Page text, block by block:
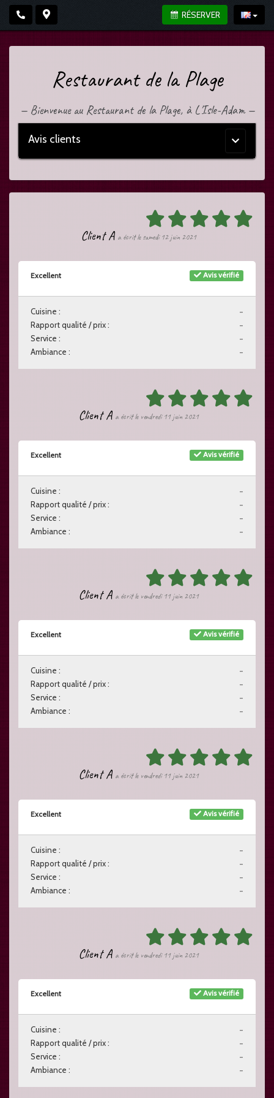
RÉSERVER
Restaurant de la Plage
—Bienvenue au Restaurant de la Plage, à L'Isle-Adam —
Menu
principal
Avis clients
Client A a écrit le samedi 12 juin 2021
Avis vérifié
Excellent
-
Cuisine :
-
Rapport qualité / prix :
-
Service :
-
Ambiance :
Client A a écrit le vendredi 11 juin 2021
Avis vérifié
Excellent
-
Cuisine :
-
Rapport qualité / prix :
-
Service :
-
Ambiance :
Client A a écrit le vendredi 11 juin 2021
Avis vérifié
Excellent
-
Cuisine :
-
Rapport qualité / prix :
-
Service :
-
Ambiance :
Client A a écrit le vendredi 11 juin 2021
Avis vérifié
Excellent
-
Cuisine :
-
Rapport qualité / prix :
-
Service :
-
Ambiance :
Client A a écrit le vendredi 11 juin 2021
Avis vérifié
Excellent
-
Cuisine :
-
Rapport qualité / prix :
-
Service :
-
Ambiance :